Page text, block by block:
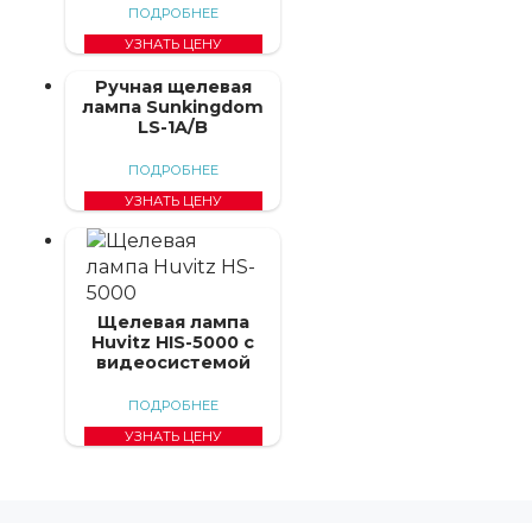
ПОДРОБНЕЕ
УЗНАТЬ ЦЕНУ
Ручная щелевая
лампа Sunkingdom
LS-1A/B
ПОДРОБНЕЕ
УЗНАТЬ ЦЕНУ
Щелевая лампа
Huvitz HIS-5000 с
видеосистемой
ПОДРОБНЕЕ
УЗНАТЬ ЦЕНУ